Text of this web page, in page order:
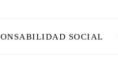
SOCIAL